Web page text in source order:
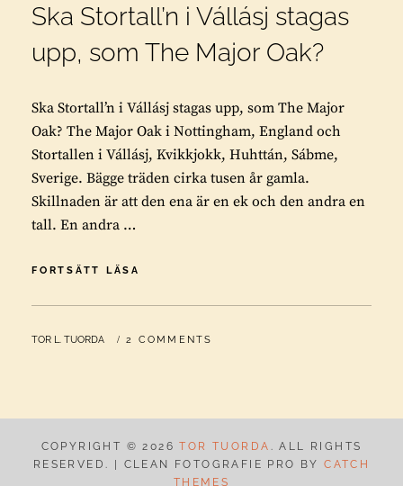
Ska Stortall’n i Vállásj stagas
upp, som The Major Oak?
Ska Stortall’n i Vállásj stagas upp, som The Major
Oak? The Major Oak i Nottingham, England och
Stortallen i Vállásj, Kvikkjokk, Huhttán, Sábme,
Sverige. Bägge träden cirka tusen år gamla.
Skillnaden är att den ena är en ek och den andra en
tall. En andra …
FORTSÄTT LÄSA
I
STAGAS
BY
TOR L. TUORDA 2 COMMENTS
COPYRIGHT © 2026TOR TUORDA . ALL RIGHTS
RESERVED. | CLEAN FOTOGRAFIE PRO BYCATCH
THEMES